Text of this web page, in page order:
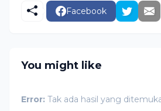
Facebook
You might like
Error: Tak ada hasil yang